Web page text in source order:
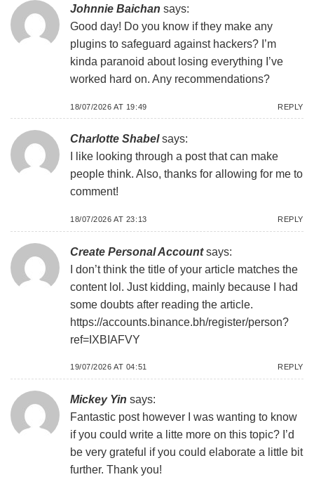
Johnnie Baichan says:
Good day! Do you know if they make any
plugins to safeguard against hackers? I’m
kinda paranoid about losing everything I’ve
worked hard on. Any recommendations?
18/07/2026 AT 19:49 REPLY
Charlotte Shabel says:
I like looking through a post that can make
people think. Also, thanks for allowing for me to
comment!
18/07/2026 AT 23:13 REPLY
Create Personal Account says:
I don’t think the title of your article matches the
content lol. Just kidding, mainly because I had
some doubts after reading the article.
https://accounts.binance.bh/register/person?
ref=IXBIAFVY
19/07/2026 AT 04:51 REPLY
Mickey Yin says:
Fantastic post however I was wanting to know
if you could write a litte more on this topic? I’d
be very grateful if you could elaborate a little bit
further. Thank you!